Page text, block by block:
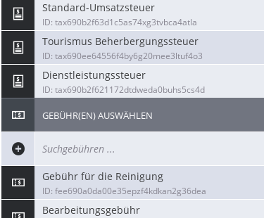
Standard-Umsatzsteuer
ID: tax690b2f63d1c5as74xg3tvbca4atla
Tourismus Beherbergungssteuer
ID: tax690ee64556f4by6g20mee3ltuf4o3
Dienstleistungssteuer
ID: tax690b2f621172dtdweda0buhs5cs4d
GEBÜHR(EN) AUSWÄHLEN
Gebühr für die Reinigung
ID: fee690a0da00e35epzf4kdkan2g36dea
Bearbeitungsgebühr